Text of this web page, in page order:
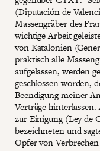
(Diputación de
Massengräber des
wichtige Arbeit
von Katalonien
praktisch alle
aufgelassen, werden
geschlossen worden,
Beendigung meiner
Verträge
zur Einigung (Ley de
bezeichneten und
Opfer von